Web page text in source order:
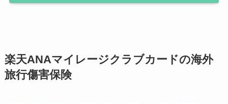
楽天ANAマイレージクラブカードの海外
旅行傷害保険